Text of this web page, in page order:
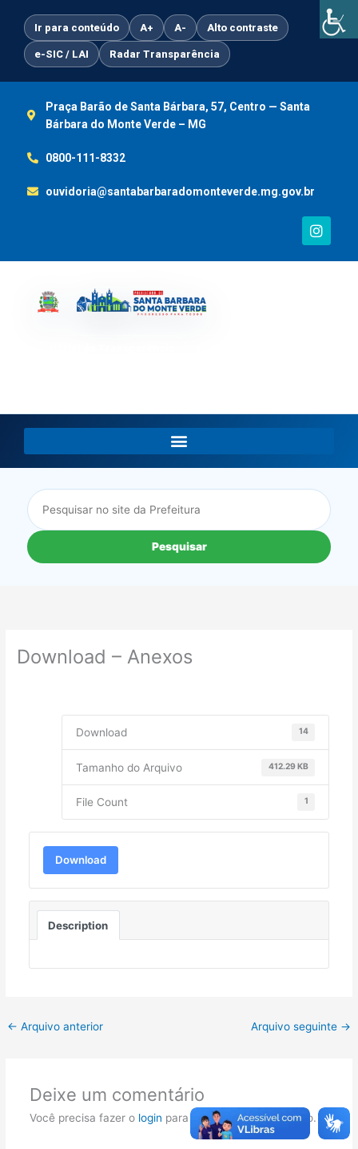
conteúdo
Ir para conteúdo A+ A- Alto contraste
e-SIC / LAI Radar Transparência
Praça Barão de Santa Bárbara, 57, Centro — Santa
Bárbara do Monte Verde – MG
0800-111-8332
ouvidoria@santabarbaradomonteverde.mg.gov.br
I
n
t
Pesquisar
Download – Anexos
Download 14
Tamanho do Arquivo 412.29 KB
File Count 1
Download
Description
← Arquivo anterior Arquivo seguinte →
Deixe um comentário
Você precisa fazer o login para publicar um comentário.